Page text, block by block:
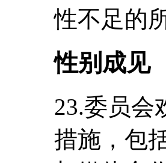
性不足的
性别成见
23.委员会
措施，包